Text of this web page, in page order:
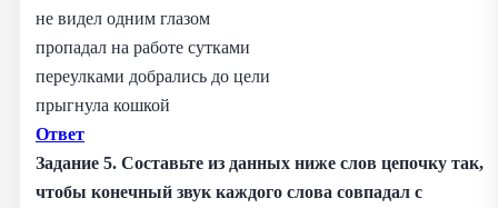
не видел одним глазом
пропадал на работе сутками
переулками добрались до цели
прыгнула кошкой
Ответ
Задание 5. Составьте из данных ниже слов цепочку так,
чтобы конечный звук каждого слова совпадал с